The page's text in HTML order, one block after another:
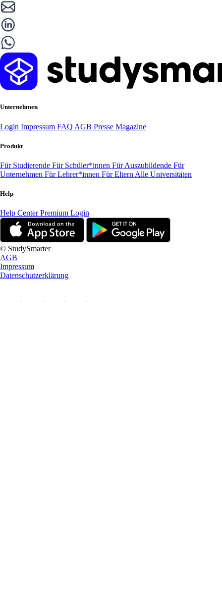
Unternehmen
Login Impressum FAQ AGB Presse Magazine
Produkt
Für Studierende Für Schüler*innen Für Auszubildende Für
Unternehmen Für Lehrer*innen Für Eltern Alle Universitäten
Help
Help CenterPremium Login
© StudySmarter
AGB
Impressum
Datenschutzerklärung